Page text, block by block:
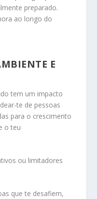
preparado.
ao longo do
E
tem um impacto
te de pessoas
para o crescimento
o teu
ou limitadores
que te desafiem,